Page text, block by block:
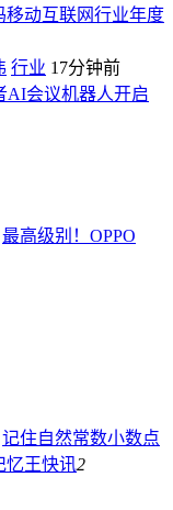
移动互联网行业年度
行业 17分钟前
AI会议机器人开启
最高级别！OPPO
记住自然常数小数点
忆王快讯2